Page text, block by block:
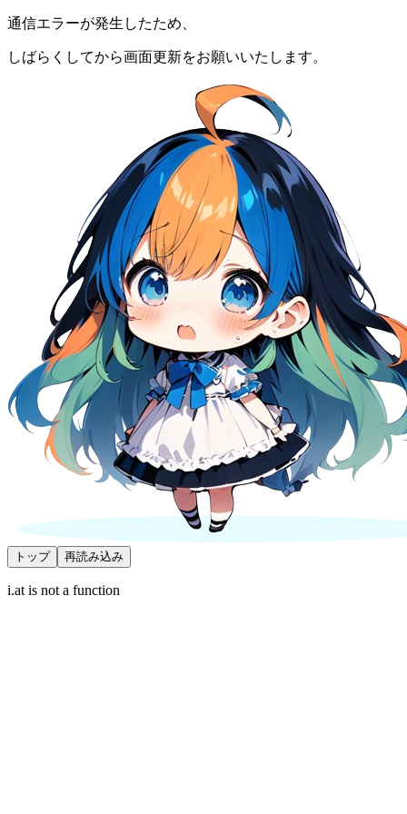
通信エラーが発生したため、
しばらくしてから画面更新をお願いいたします。
トップ 再読み込み
i.at is not a function